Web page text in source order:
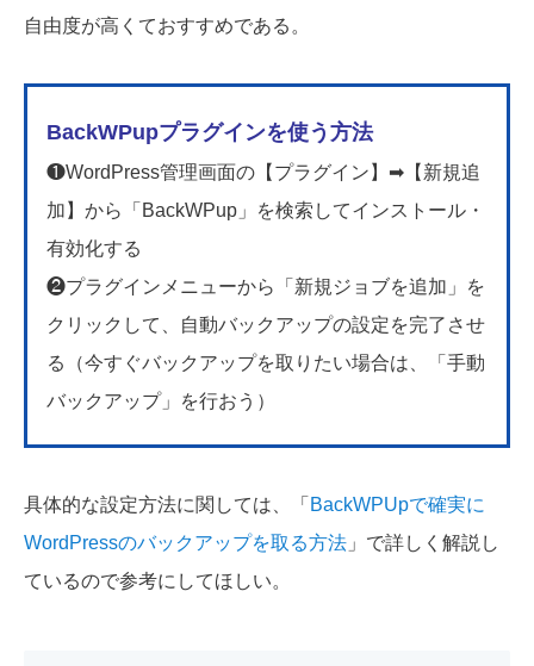
自由度が高くておすすめである。
BackWPupプラグインを使う方法
❶WordPress管理画面の【プラグイン】➡【新規追
加】から「BackWPup」を検索してインストール・
有効化する
❷プラグインメニューから「新規ジョブを追加」を
クリックして、自動バックアップの設定を完了させ
る（今すぐバックアップを取りたい場合は、「手動
バックアップ」を行おう）
具体的な設定方法に関しては、「 BackWPUpで確実に
WordPressのバックアップを取る方法 」で詳しく解説し
ているので参考にしてほしい。